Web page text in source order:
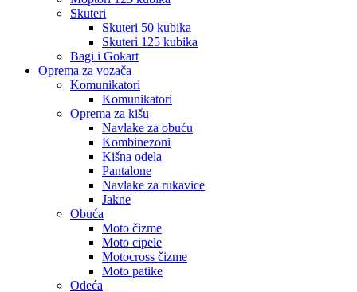
Skuteri
Skuteri 50 kubika
Skuteri 125 kubika
Bagi i Gokart
Oprema za vozača
Komunikatori
Komunikatori
Oprema za kišu
Navlake za obuću
Kombinezoni
Kišna odela
Pantalone
Navlake za rukavice
Jakne
Obuća
Moto čizme
Moto cipele
Motocross čizme
Moto patike
Odeća